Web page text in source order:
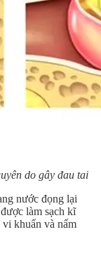
do gây đau tai
nước đọng lại
làm sạch kĩ
khuẩn và nấm